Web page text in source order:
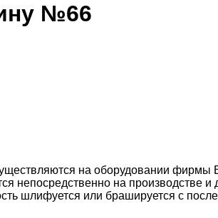
№66
на оборудовании фирмы
непосредственно на производстве и
шлифуется или брашируется с